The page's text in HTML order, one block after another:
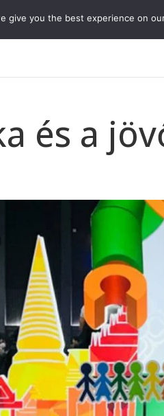
és a
give you the best experience on